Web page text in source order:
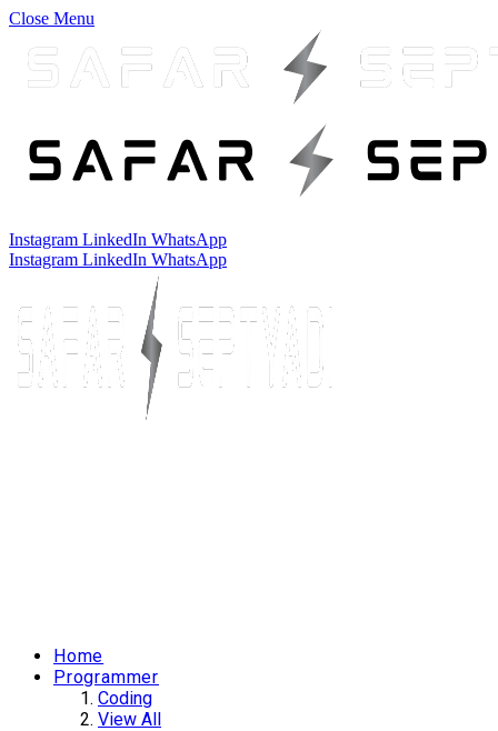
Close Menu
Instagram LinkedIn WhatsApp
Instagram LinkedIn WhatsApp
Home
Programmer
Coding
View All